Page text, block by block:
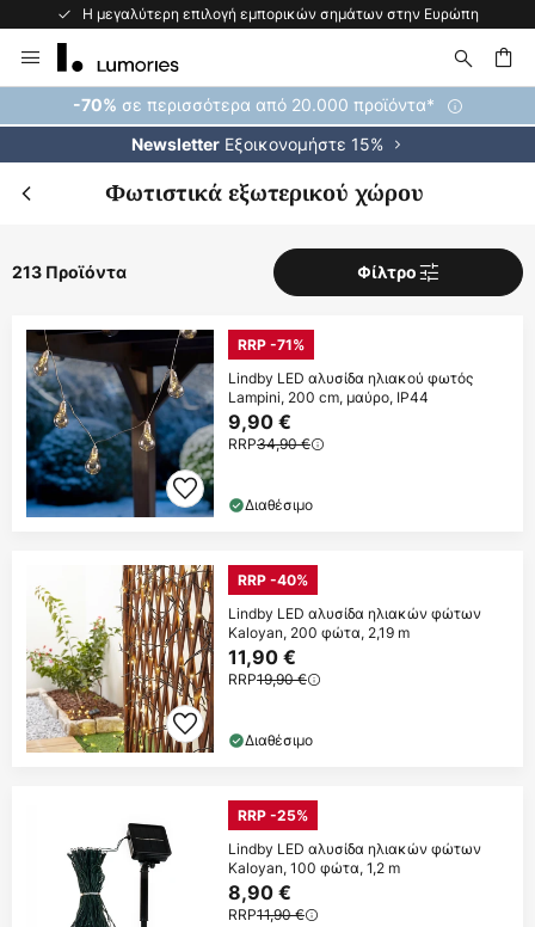
Η μεγαλύτερη επιλογή εμπορικών σημάτων στην Ευρώπη
Μετάβαση
στο
περιεχόμενο
-70% σε περισσότερα από 20.000 προϊόντα*
Newsletter Εξοικονομήστε 15%
Φωτιστικά εξωτερικού χώρου
213 Προϊόντα Φίλτρο
RRP -71%
Lindby LED αλυσίδα ηλιακού φωτός
Lampini, 200 cm, μαύρο, IP44
9,90 €
RRP34,90 €
Διαθέσιμο
RRP -40%
Lindby LED αλυσίδα ηλιακών φώτων
Kaloyan, 200 φώτα, 2,19 m
11,90 €
RRP19,90 €
Διαθέσιμο
RRP -25%
Lindby LED αλυσίδα ηλιακών φώτων
Kaloyan, 100 φώτα, 1,2 m
8,90 €
RRP11,90 €